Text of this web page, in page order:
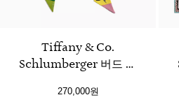
Tiffany & Co.
Schlumberger 버드 온
시트린 옐로우 실크
270,000원